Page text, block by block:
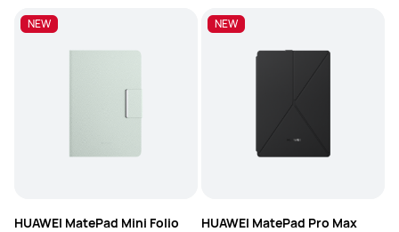
NEW
HUAWEI MatePad Mini Folio
NEW
HUAWEI MatePad Pro Max